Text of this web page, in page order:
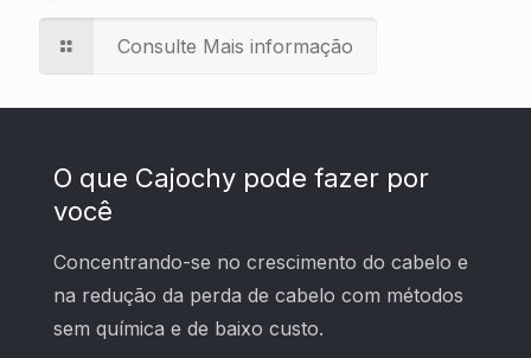
Consulte Mais informação
O que Cajochy pode fazer por
você
Concentrando-se no crescimento do cabelo e
na redução da perda de cabelo com métodos
sem química e de baixo custo.